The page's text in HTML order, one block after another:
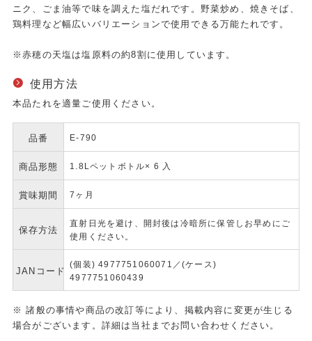
ニク、ごま油等で味を調えた塩だれです。野菜炒め、焼きそば、
鶏料理など幅広いバリエーションで使用できる万能たれです。
※赤穂の天塩は塩原料の約8割に使用しています。
使用方法
本品たれを適量ご使用ください。
品番 E-790
商品形態 1.8Lペットボトル× 6 入
賞味期間 7ヶ月
保存方法
直射日光を避け、開封後は冷暗所に保管しお早めにご
使用ください。
JANコード
(個装) 4977751060071／(ケース)
4977751060439
※ 諸般の事情や商品の改訂等により、掲載内容に変更が生じる
場合がございます。詳細は当社までお問い合わせください。